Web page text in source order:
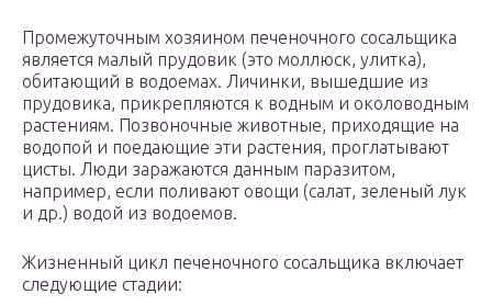
Промежуточным хозяином печеночного сосальщика
является малый прудовик (это моллюск, улитка),
обитающий в водоемах. Личинки, вышедшие из
прудовика, прикрепляются к водным и околоводным
растениям. Позвоночные животные, приходящие на
водопой и поедающие эти растения, проглатывают
цисты. Люди заражаются данным паразитом,
например, если поливают овощи (салат, зеленый лук
и др.) водой из водоемов.
Жизненный цикл печеночного сосальщика включает
следующие стадии: